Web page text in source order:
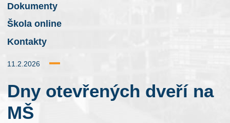
Dokumenty
Škola online
Kontakty
11.2.2026
Dny otevřených dveří na
MŠ